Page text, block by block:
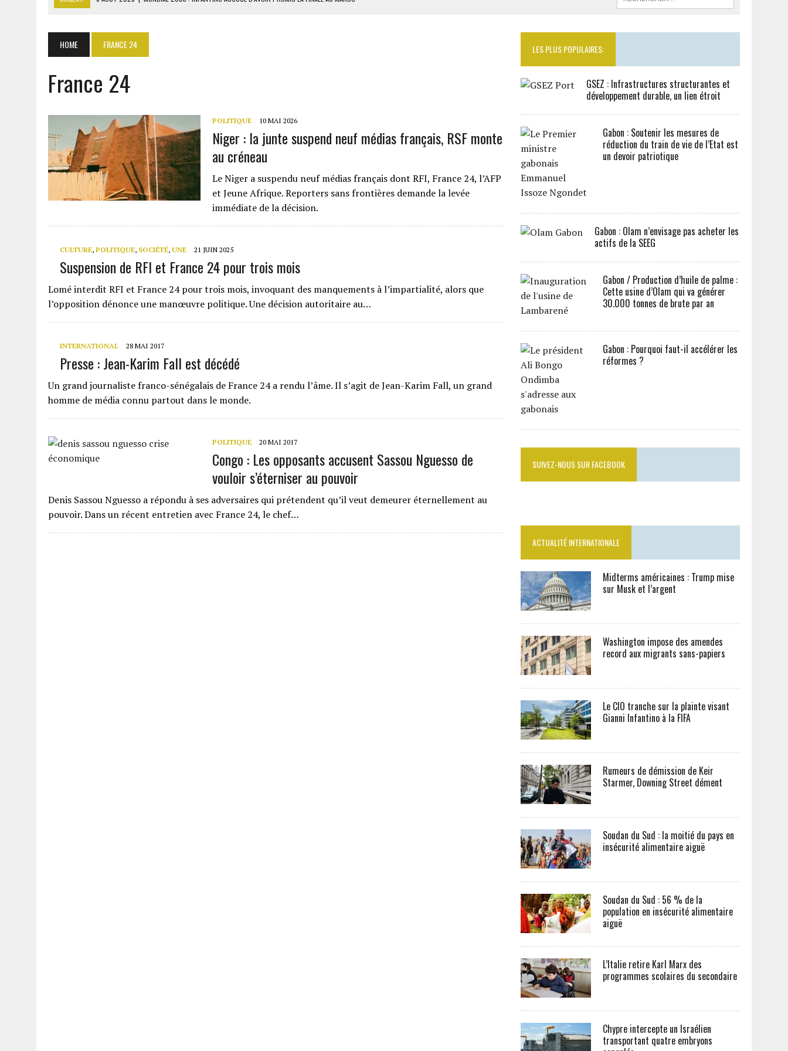
6 AOÛT 2026 | LA BANQUE MONDIALE ACCORDE 340 MILLIARDS FCFA AU SÉNÉGAL
CAN FÉMININE : LA CÔTE D’IVOIRE ET L’AFRIQUE DU SUD DÉCROCHENT LEUR QUALIFICATION POUR LES QUARTS DE FINALE
HOME FRANCE 24
France 24
POLITIQUE 10 MAI 2026
Niger : la junte suspend neuf médias français, RSF monte
au créneau
Le Niger a suspendu neuf médias français dont RFI, France 24, l’AFP
et Jeune Afrique. Reporters sans frontières demande la levée
immédiate de la décision.
CULTURE, POLITIQUE, SOCIÉTÉ, UNE 21 JUIN 2025
Suspension de RFI et France 24 pour trois mois
Lomé interdit RFI et France 24 pour trois mois, invoquant des manquements à l’impartialité, alors que
l’opposition dénonce une manœuvre politique. Une décision autoritaire au…
INTERNATIONAL 28 MAI 2017
Presse : Jean-Karim Fall est décédé
Un grand journaliste franco-sénégalais de France 24 a rendu l’âme. Il s’agit de Jean-Karim Fall, un grand
homme de média connu partout dans le monde.
POLITIQUE 20 MAI 2017
Congo : Les opposants accusent Sassou Nguesso de
vouloir s’éterniser au pouvoir
Denis Sassou Nguesso a répondu à ses adversaires qui prétendent qu’il veut demeurer éternellement au
pouvoir. Dans un récent entretien avec France 24, le chef…
LES PLUS POPULAIRES:
GSEZ : Infrastructures structurantes et
développement durable, un lien étroit
Gabon : Soutenir les mesures de
réduction du train de vie de l’Etat est
un devoir patriotique
Gabon : Olam n’envisage pas acheter les
actifs de la SEEG
Gabon / Production d’huile de palme :
Cette usine d’Olam qui va générer
30.000 tonnes de brute par an
Gabon : Pourquoi faut-il accélérer les
réformes ?
SUIVEZ-NOUS SUR FACEBOOK
ACTUALITÉ INTERNATIONALE
Midterms américaines : Trump mise
sur Musk et l’argent
Washington impose des amendes
record aux migrants sans-papiers
Le CIO tranche sur la plainte visant
Gianni Infantino à la FIFA
Rumeurs de démission de Keir
Starmer, Downing Street dément
Soudan du Sud : la moitié du pays en
insécurité alimentaire aiguë
Soudan du Sud : 56 % de la
population en insécurité alimentaire
aiguë
L’Italie retire Karl Marx des
programmes scolaires du secondaire
Chypre intercepte un Israélien
transportant quatre embryons